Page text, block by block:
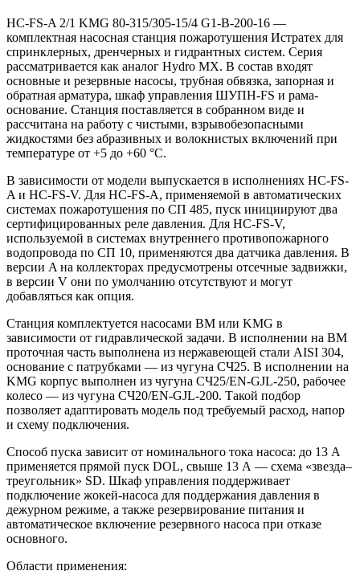
HC-FS-A 2/1 KMG 80-315/305-15/4 G1-B-200-16 —
комплектная насосная станция пожаротушения Истратех для
спринклерных, дренчерных и гидрантных систем. Серия
рассматривается как аналог Hydro MX. В состав входят
основные и резервные насосы, трубная обвязка, запорная и
обратная арматура, шкаф управления ШУПН-FS и рама-
основание. Станция поставляется в собранном виде и
рассчитана на работу с чистыми, взрывобезопасными
жидкостями без абразивных и волокнистых включений при
температуре от +5 до +60 °С.
В зависимости от модели выпускается в исполнениях HC-FS-
A и HC-FS-V. Для HC-FS-A, применяемой в автоматических
системах пожаротушения по СП 485, пуск инициируют два
сертифицированных реле давления. Для HC-FS-V,
используемой в системах внутреннего противопожарного
водопровода по СП 10, применяются два датчика давления. В
версии A на коллекторах предусмотрены отсечные задвижки,
в версии V они по умолчанию отсутствуют и могут
добавляться как опция.
Станция комплектуется насосами BM или KMG в
зависимости от гидравлической задачи. В исполнении на BM
проточная часть выполнена из нержавеющей стали AISI 304,
основание с патрубками — из чугуна СЧ25. В исполнении на
KMG корпус выполнен из чугуна СЧ25/EN-GJL-250, рабочее
колесо — из чугуна СЧ20/EN-GJL-200. Такой подбор
позволяет адаптировать модель под требуемый расход, напор
и схему подключения.
Способ пуска зависит от номинального тока насоса: до 13 А
применяется прямой пуск DOL, свыше 13 А — схема «звезда–
треугольник» SD. Шкаф управления поддерживает
подключение жокей-насоса для поддержания давления в
дежурном режиме, а также резервирование питания и
автоматическое включение резервного насоса при отказе
основного.
Области применения: